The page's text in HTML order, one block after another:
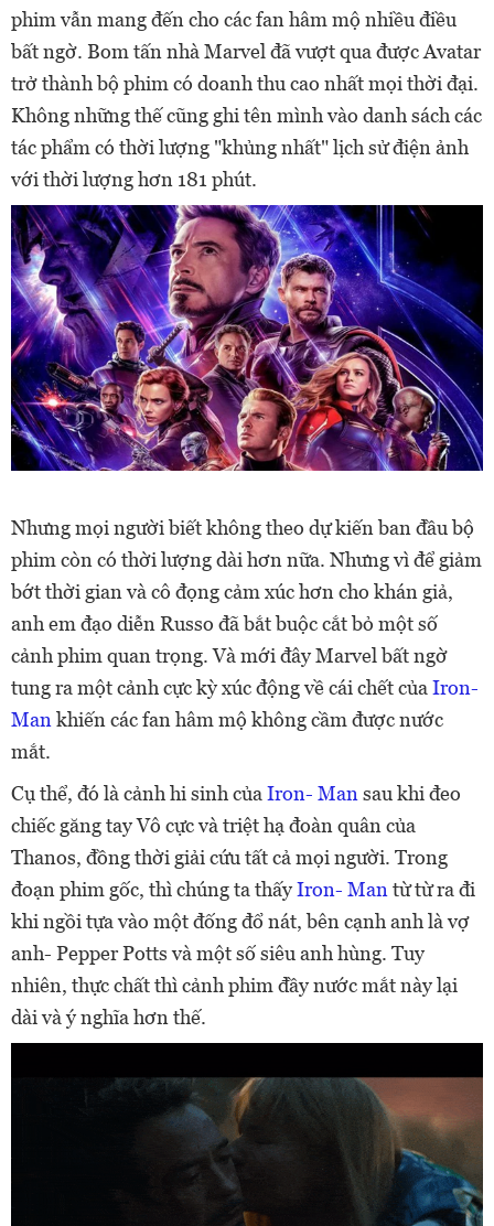
phim vẫn mang đến cho các fan hâm mộ nhiều điều
bất ngờ. Bom tấn nhà Marvel đã vượt qua được Avatar
trở thành bộ phim có doanh thu cao nhất mọi thời đại.
Không những thế cũng ghi tên mình vào danh sách các
tác phẩm có thời lượng "khủng nhất" lịch sử điện ảnh
với thời lượng hơn 181 phút.
Nhưng mọi người biết không theo dự kiến ban đầu bộ
phim còn có thời lượng dài hơn nữa. Nhưng vì để giảm
bớt thời gian và cô đọng cảm xúc hơn cho khán giả,
anh em đạo diễn Russo đã bắt buộc cắt bỏ một số
cảnh phim quan trọng. Và mới đây Marvel bất ngờ
tung ra một cảnh cực kỳ xúc động về cái chết của Iron-
Man khiến các fan hâm mộ không cầm được nước
mắt.
Cụ thể, đó là cảnh hi sinh của Iron- Man sau khi đeo
chiếc găng tay Vô cực và triệt hạ đoàn quân của
Thanos, đồng thời giải cứu tất cả mọi người. Trong
đoạn phim gốc, thì chúng ta thấyIron- Man từ từ ra đi
khi ngồi tựa vào một đống đổ nát, bên cạnh anh là vợ
anh- Pepper Potts và một số siêu anh hùng. Tuy
nhiên, thực chất thì cảnh phim đầy nước mắt này lại
dài và ý nghĩa hơn thế.